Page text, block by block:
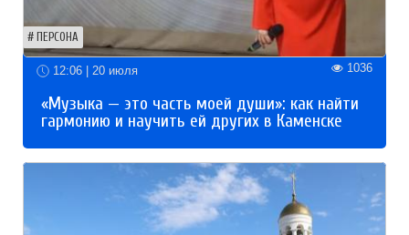
ПЕРСОНА
12:06 | 20 июля 1036
«Музыка — это часть моей души»: как найти
гармонию и научить ей других в Каменске